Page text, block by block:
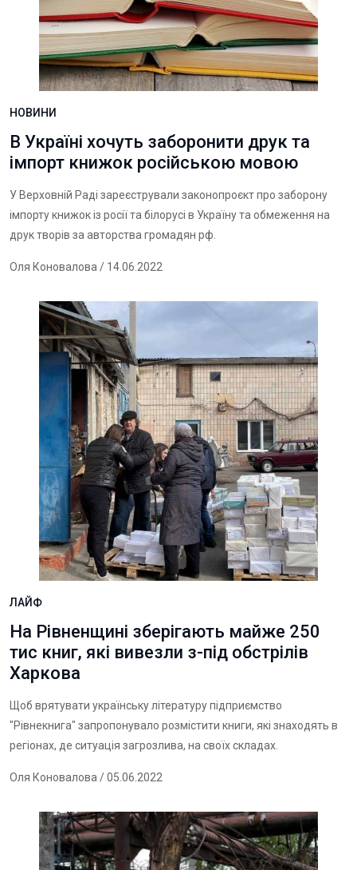
НОВИНИ
В Україні хочуть заборонити друк та
імпорт книжок російською мовою
У Верховній Раді зареєстрували законопроєкт про заборону
імпорту книжок із росії та білорусі в Україну та обмеження на
друк творів за авторства громадян рф.
Оля Коновалова / 14.06.2022
ЛАЙФ
На Рівненщині зберігають майже 250
тис книг, які вивезли з-під обстрілів
Харкова
Щоб врятувати українську літературу підприємство
"Рівнекнига" запропонувало розмістити книги, які знаходять в
регіонах, де ситуація загрозлива, на своїх складах.
Оля Коновалова / 05.06.2022